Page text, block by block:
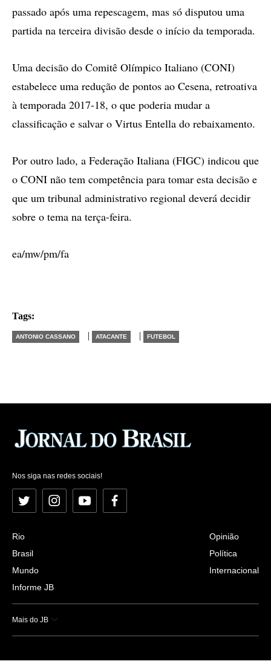
passado após uma repescagem, mas só disputou uma
partida na terceira divisão desde o início da temporada.
Uma decisão do Comitê Olímpico Italiano (CONI)
estabelece uma redução de pontos ao Cesena, retroativa
à temporada 2017-18, o que poderia mudar a
classificação e salvar o Virtus Entella do rebaixamento.
Por outro lado, a Federação Italiana (FIGC) indicou que
o CONI não tem competência para tomar esta decisão e
que um tribunal administrativo regional deverá decidir
sobre o tema na terça-feira.
ea/mw/pm/fa
Tags:
ANTONIO CASSANO | ATACANTE | FUTEBOL
Nos siga nas redes sociais!
Twitter InstagramYouTubeFacebook
Rio
Brasil
Mundo
Informe JB
Opinião
Política
Internacional
Mais do JB
Esportes